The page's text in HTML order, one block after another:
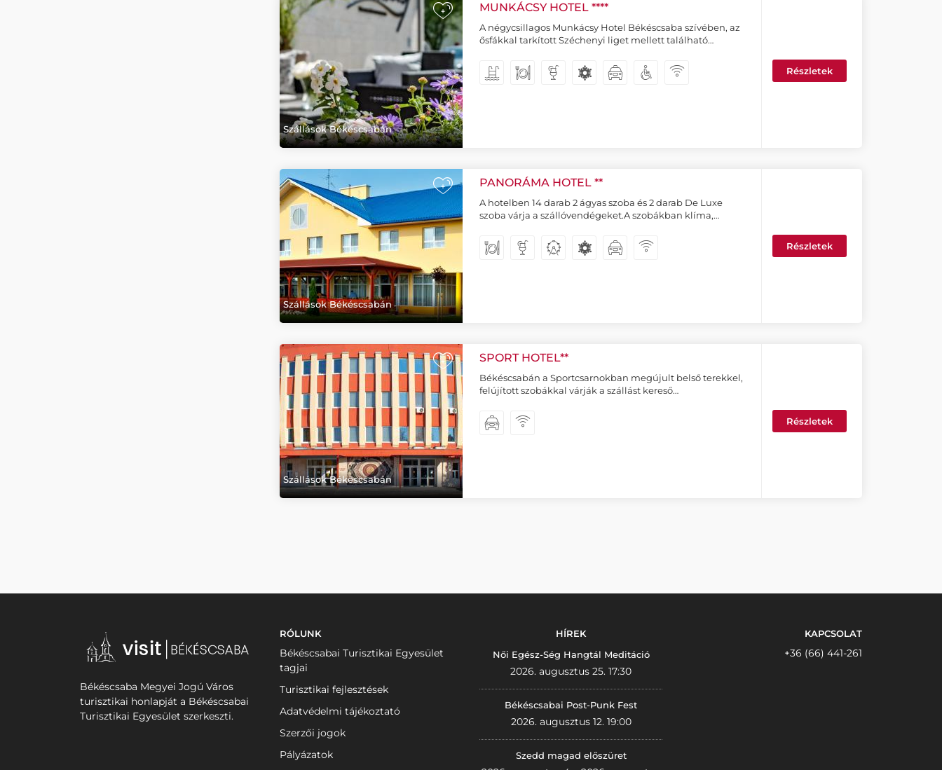
+
Szállások Békéscsabán
MUNKÁCSY HOTEL ****
A négycsillagos Munkácsy Hotel Békéscsaba szívében, az
ősfákkal tarkított Széchenyi liget mellett található…
Részletek
+
Szállások Békéscsabán
PANORÁMA HOTEL **
A hotelben 14 darab 2 ágyas szoba és 2 darab De Luxe
szoba várja a szállóvendégeket.A szobákban klíma,…
Részletek
+
Szállások Békéscsabán
SPORT HOTEL**
Békéscsabán a Sportcsarnokban megújult belső terekkel,
felújított szobákkal várják a szállást kereső…
Részletek
Békéscsaba Megyei Jogú Város
turisztikai honlapját a Békéscsabai
Turisztikai Egyesület szerkeszti.
RÓLUNK
Békéscsabai Turisztikai Egyesület
tagjai
Turisztikai fejlesztések
Adatvédelmi tájékoztató
Szerzői jogok
Pályázatok
HÍREK
Női Egész-Ség Hangtál Meditáció
2026. augusztus 25. 17:30
Békéscsabai Post-Punk Fest
2026. augusztus 12. 19:00
Szedd magad előszüret
KAPCSOLAT
+36 (66) 441-261